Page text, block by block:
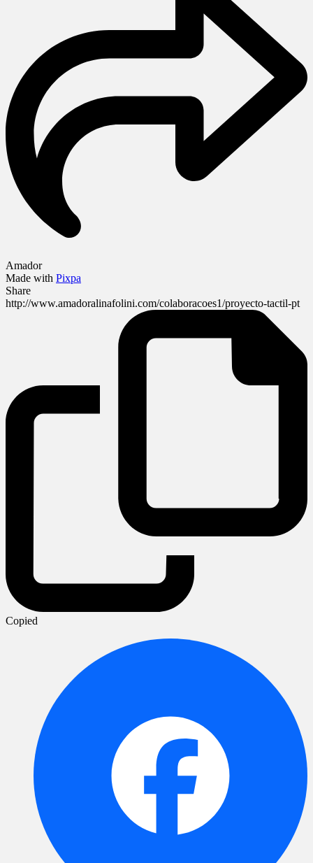
Amador
Made with Pixpa
Share
http://www.amadoralinafolini.com/colaboracoes1/proyecto-tactil-pt
Copied